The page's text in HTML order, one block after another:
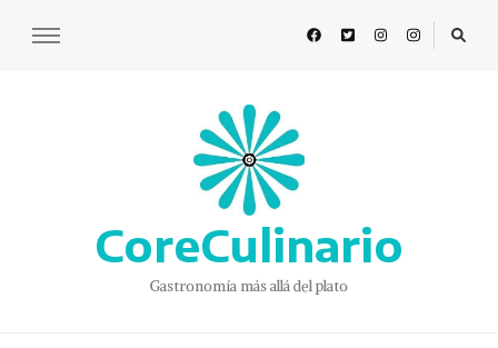
CoreCulinario
Gastronomía más allá del plato